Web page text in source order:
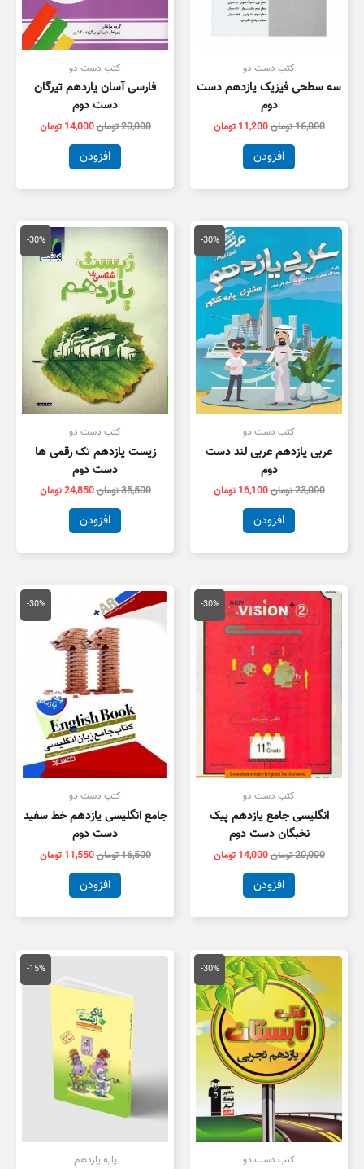
کتب دست دو
سه سطحی فیزیک یازدهم دست
دوم
16,000تومان11,200 تومان
افزودن
کتب دست دو
فارسی آسان یازدهم تیرگان
دست دوم
20,000تومان14,000 تومان
افزودن
-30%
کتب دست دو
عربی یازدهم عربی لند دست
دوم
23,000تومان
قیمت
23,000 تومان
بود.
16,100 تومان
قیمت
فعلی
است.
افزودن
-30%
کتب دست دو
زیست یازدهم تک رقمی ها
دست دوم
35,500تومان
قیمت
اصلی
35,500 تومان
بود.
24,850تومان
قیمت
فعلی
است.
افزودن
-30%
کتب دست دو
انگلیسی جامع یازدهم پیک
نخبگان دست دوم
20,000تومان
قیمت
اصلی
20,000 تومان
بود.
14,000 تومان
قیمت
فعلی
افزودن
-30%
کتب دست دو
جامع انگلیسی یازدهم خط سفید
دست دوم
16,500تومان
16,500 تومان
بود.
11,550 تومان
قیمت
فعلی
افزودن
-30%
کتب دست دو
قیمت
اصلی
15,000 تومان
بود.
قیمت
فعلی
است.
-15%
پایه یازدهم
قیمت
75,000 تومان
بود.
قیمت
فعلی